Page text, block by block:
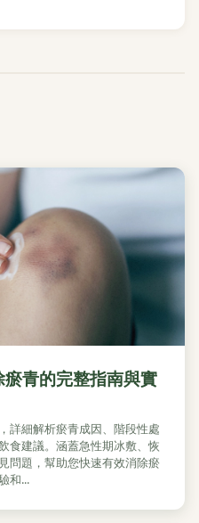
青的完整指南與實
詳細解析瘀青成因、階段性處
食建議。涵蓋急性期冰敷、恢
問題，幫助您快速有效消除瘀
和...